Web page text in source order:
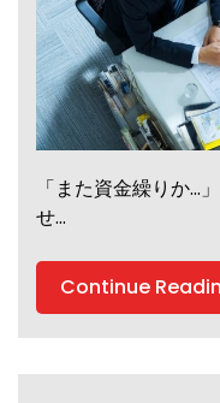
「また資金繰りか…
せ…
Continue